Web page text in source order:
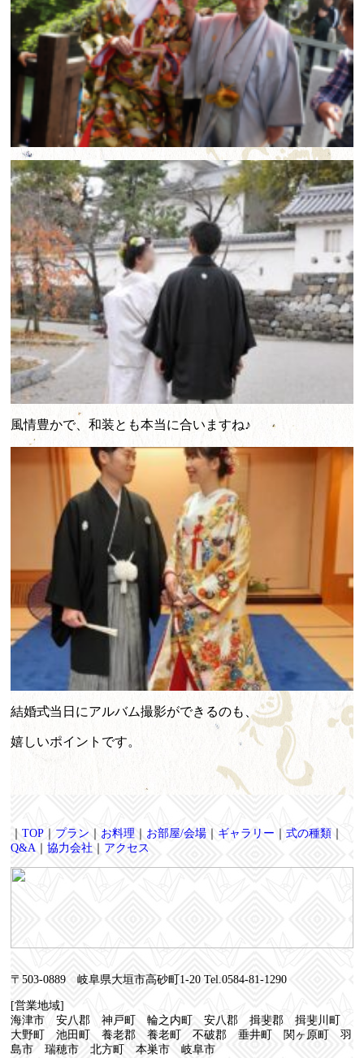
風情豊かで、和装とも本当に合いますね♪
結婚式当日にアルバム撮影ができるのも、
嬉しいポイントです。
TOP プラン お料理 お部屋/会場 ギャラリー 式の種類
Q&A
協力会社 アクセス
〒503-0889 岐阜県大垣市高砂町1-20 Tel.0584-81-1290
[営業地域]
海津市 安八郡 神戸町 輪之内町 安八郡 揖斐郡 揖斐川町
大野町 池田町 養老郡 養老町 不破郡 垂井町 関ヶ原町 羽
島市 瑞穂市 北方町 本巣市 岐阜市